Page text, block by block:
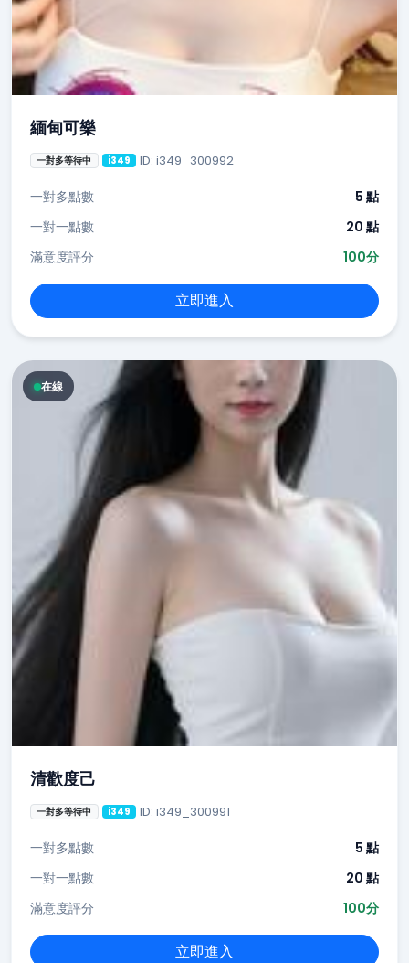
緬甸可樂
一對多等待中 i349 ID: i349_300992
一對多點數
5 點
一對一點數
20 點
滿意度評分
100分
立即進入
在線
清歡度己
一對多等待中 i349 ID: i349_300991
一對多點數
5 點
一對一點數
20 點
滿意度評分
100分
立即進入